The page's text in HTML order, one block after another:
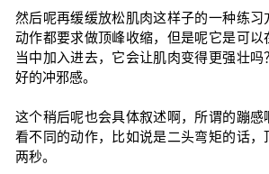
然后呢再缓缓放松肌肉这样子的一种练习
动作都要求做顶峰收缩，但是呢它是可以
当中加入进去，它会让肌肉变得更强壮吗
好的冲邪感。
这个稍后呢也会具体叙述啊，所谓的蹦感
看不同的动作，比如说是二头弯矩的话，
两秒。